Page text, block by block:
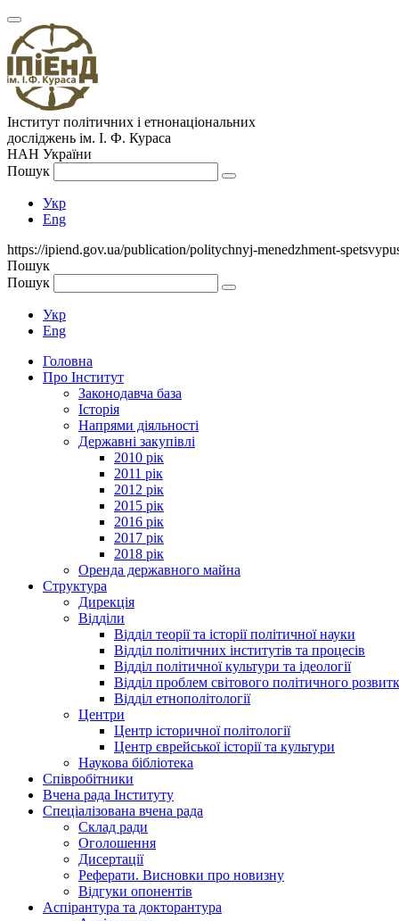
Інститут політичних і етнонаціональних
досліджень ім. І. Ф. Кураса
НАН України
Пошук
Укр
Eng
https://ipiend.gov.ua/publication/politychnyj-menedzhment-
Пошук
Пошук
Укр
Eng
Головна
Про Інститут
Законодавча база
Історія
Напрями діяльності
Державні закупівлі
2010 рік
2011 рік
2012 рік
2015 рік
2016 рік
2017 рік
2018 рік
Оренда державного майна
Структура
Дирекція
Відділи
Відділ теорії та історії політичної науки
Відділ політичних інститутів та процесів
Відділ політичної культури та ідеології
Відділ проблем світового політичного
Відділ етнополітології
Центри
Центр історичної політології
Центр єврейської історії та культури
Наукова бібліотека
Співробітники
Вчена рада Інституту
Спеціалізована вчена рада
Склад ради
Оголошення
Дисертації
Реферати. Висновки про новизну
Відгуки опонентів
Аспірантура та докторантура